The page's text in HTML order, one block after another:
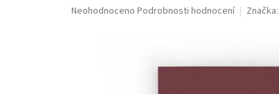
Průměrné
Neohodnoceno Podrobnosti hodnocení Značka: